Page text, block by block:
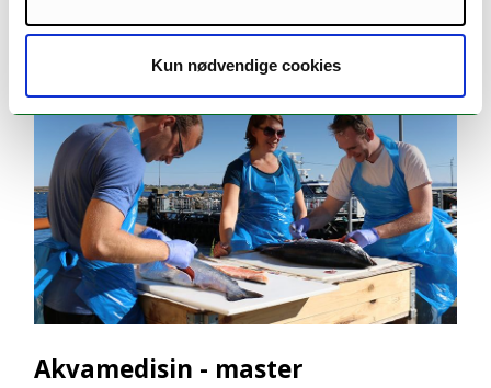
Kun nødvendige cookies
Akvamedisin - master